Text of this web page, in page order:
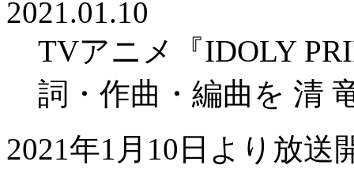
2021.01.10
TVアニメ『IDOLY
詞・作曲・編曲を 清
2021年1月10日より放